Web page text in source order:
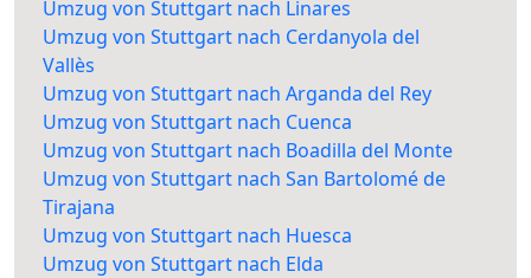
Umzug von Stuttgart nach Linares
Umzug von Stuttgart nach Cerdanyola del
Vallès
Umzug von Stuttgart nach Arganda del Rey
Umzug von Stuttgart nach Cuenca
Umzug von Stuttgart nach Boadilla del Monte
Umzug von Stuttgart nach San Bartolomé de
Tirajana
Umzug von Stuttgart nach Huesca
Umzug von Stuttgart nach Elda